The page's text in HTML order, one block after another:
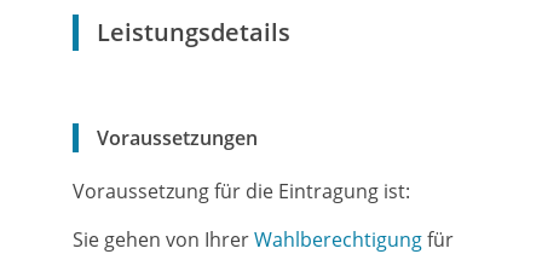
Leistungsdetails
Voraussetzungen
Voraussetzung für die Eintragung ist:
Sie gehen von IhrerWahlberechtigungfür